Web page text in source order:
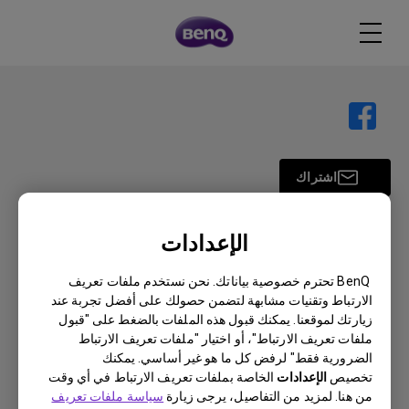
الإعدادات
BenQ تحترم خصوصية بياناتك. نحن نستخدم ملفات تعريف
الارتباط وتقنيات مشابهة لتضمن حصولك على أفضل تجربة عند
زيارتك لموقعنا. يمكنك قبول هذه الملفات بالضغط على "قبول
ملفات تعريف الارتباط"، أو اختيار "ملفات تعريف الارتباط
الضرورية فقط" لرفض كل ما هو غير أساسي. يمكنك
تخصيص الإعدادات الخاصة بملفات تعريف الارتباط في أي وقت
من هنا. لمزيد من التفاصيل، يرجى زيارة سياسة ملفات تعريف
اشتراك
بروجكتر
شاشة
حلول
سفير BenQ AQCOLOR
شاشات العناية بالعين
الرياضات الإلكترونية
دعم
اتصل بنا
التنزيل والأسئلة الشائعة
موارد
"جهاز العرض حاسبة المسافة"
حول بينكيو